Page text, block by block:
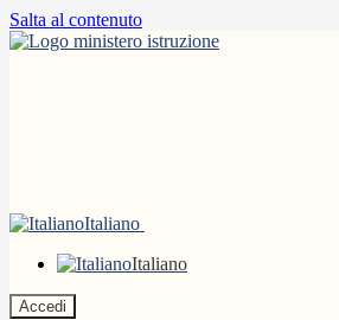
Salta al contenuto
Italiano
Italiano
Accedi